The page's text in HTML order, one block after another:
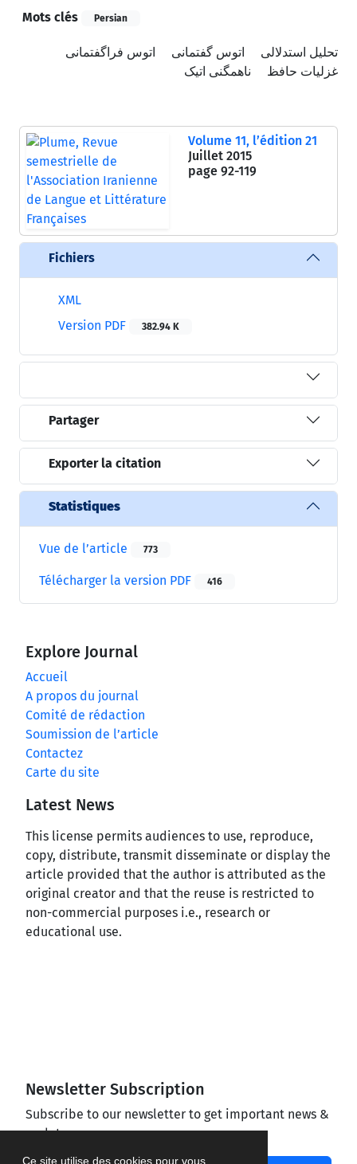
Ce site utilise des cookies pour vous
Mots clés Persian
تحلیل استدلالی اتوس گفتمانی
اتوس فراگفتمانی
غزلیات حافظ
ناهمگنی اتیک
Volume 11, l’édition 21
Juillet 2015
page 92-119
Fichiers
XML
Version PDF
382.94 K
Partager
Exporter la citation
Statistiques
Vue de l’article 773
Télécharger la version PDF 416
Explore Journal
Accueil
A propos du journal
Comité de rédaction
Soumission de l’article
Contactez
Carte du site
Latest News
This license permits audiences to use, reproduce,
copy, distribute, transmit disseminate or display the
article provided that the author is attributed as the
original creator and that the reuse is restricted to
non-commercial purposes i.e., research or
educational use.
Newsletter Subscription
Subscribe to our newsletter to get important news &
updates